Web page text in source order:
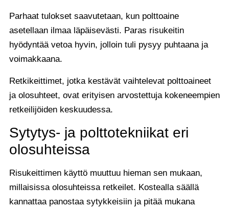
Parhaat tulokset saavutetaan, kun polttoaine
asetellaan ilmaa läpäisevästi. Paras risukeitin
hyödyntää vetoa hyvin, jolloin tuli pysyy puhtaana ja
voimakkaana.
Retkikeittimet, jotka kestävät vaihtelevat polttoaineet
ja olosuhteet, ovat erityisen arvostettuja kokeneempien
retkeilijöiden keskuudessa.
Sytytys- ja polttotekniikat eri
olosuhteissa
Risukeittimen käyttö muuttuu hieman sen mukaan,
millaisissa olosuhteissa retkeilet. Kostealla säällä
kannattaa panostaa sytykkeisiin ja pitää mukana